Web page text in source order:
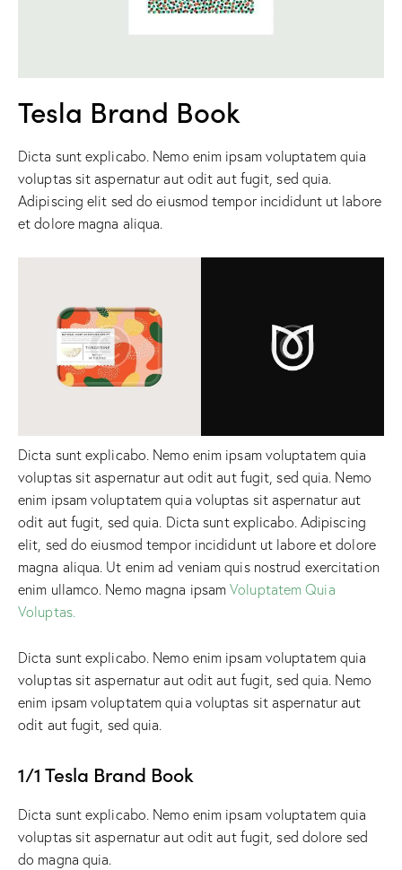
Tesla Brand Book
Dicta sunt explicabo. Nemo enim ipsam voluptatem quia
voluptas sit aspernatur aut odit aut fugit, sed quia.
Adipiscing elit sed do eiusmod tempor incididunt ut labore
et dolore magna aliqua.
Dicta sunt explicabo. Nemo enim ipsam voluptatem quia
voluptas sit aspernatur aut odit aut fugit, sed quia. Nemo
enim ipsam voluptatem quia voluptas sit aspernatur aut
odit aut fugit, sed quia. Dicta sunt explicabo. Adipiscing
elit, sed do eiusmod tempor incididunt ut labore et dolore
magna aliqua. Ut enim ad veniam quis nostrud exercitation
enim ullamco. Nemo magna ipsamVoluptatem Quia
Voluptas.
Dicta sunt explicabo. Nemo enim ipsam voluptatem quia
voluptas sit aspernatur aut odit aut fugit, sed quia. Nemo
enim ipsam voluptatem quia voluptas sit aspernatur aut
odit aut fugit, sed quia.
1/1 Tesla Brand Book
Dicta sunt explicabo. Nemo enim ipsam voluptatem quia
voluptas sit aspernatur aut odit aut fugit, sed dolore sed
do magna quia.